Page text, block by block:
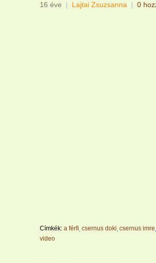
16 éve | Lajtai Zsuzsanna | 0
Címkék: a férfi csernus doki csernus imre
video